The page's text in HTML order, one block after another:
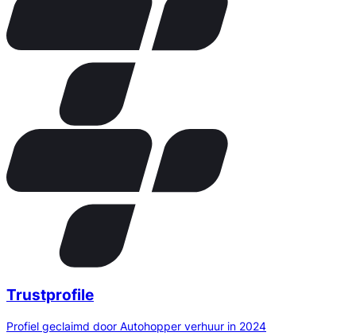
Trustprofile
Profiel geclaimd door Autohopper verhuur in 2024